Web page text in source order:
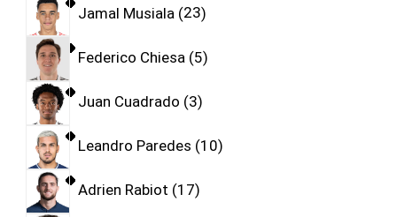
Jamal Musiala 23
Federico Chiesa 5
Juan Cuadrado 3
Leandro Paredes 10
Adrien Rabiot 17